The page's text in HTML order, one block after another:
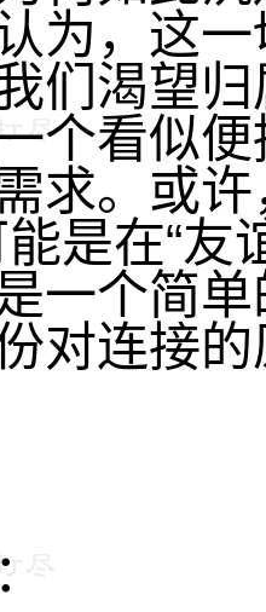
为，这
们渴望
个看似
求。或
是在“友
一个简
对连接